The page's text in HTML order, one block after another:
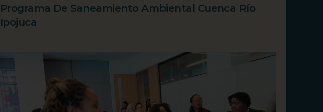
Programa De Saneamiento Ambiental Cuenca Río
Ipojuca